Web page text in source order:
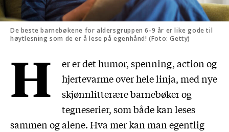
De beste barnebøkene for aldersgruppen 6-9 år er like gode til
høytlesning som de er å lese på egenhånd! (Foto: Getty)
H
er er det humor, spenning, action og
hjertevarme over hele linja, med nye
skjønnlitterære barnebøker og
tegneserier, som både kan leses
sammen og alene. Hva mer kan man egentlig